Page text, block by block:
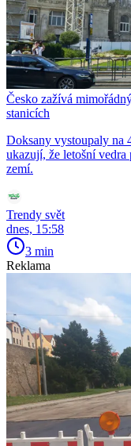
Česko zažívá
stanicích
Doksany vystoupaly na
ukazují, že letošní
zemí.
Trendy svět
dnes, 15:58
3 min
Reklama